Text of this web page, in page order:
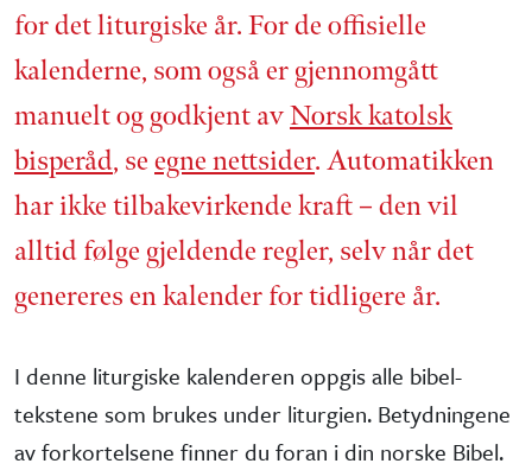
for det liturgiske år. For de offisielle
kalenderne, som også er gjennom­gått
manuelt og godkjent avNorsk katolsk
bisperåd, se egne nettsider. Automatikken
har ikke tilbake­virkende kraft – den vil
alltid følge gjeldende regler, selv når det
genereres en kalender for tidligere år.
I denne liturgiske kalenderen oppgis alle bibel­
tekstene som brukes under liturgien. Betydningene
av forkortelsene finner du foran i din norske Bibel.